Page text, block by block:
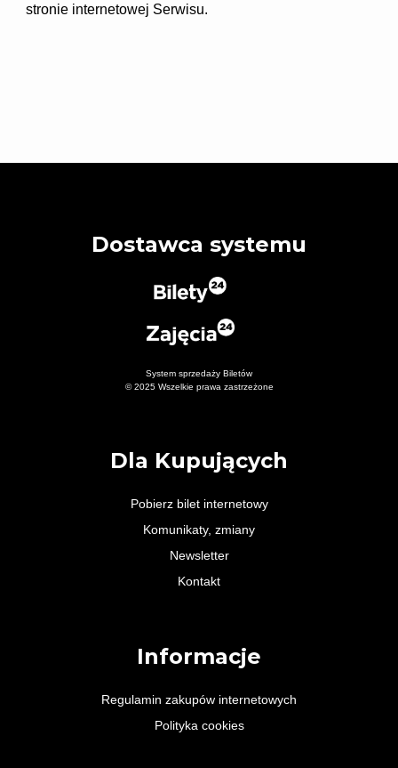
stronie internetowej Serwisu.
Dostawca systemu
System sprzedaży Biletów
© 2025 Wszelkie prawa zastrzeżone
Dla Kupujących
Pobierz bilet internetowy
Komunikaty, zmiany
Newsletter
Kontakt
Informacje
Regulamin zakupów internetowych
Polityka cookies